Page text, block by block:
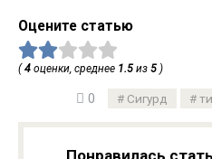
Оцените статью
( 4 оценки, среднее 1.5 из 5 )
0 Сигурд